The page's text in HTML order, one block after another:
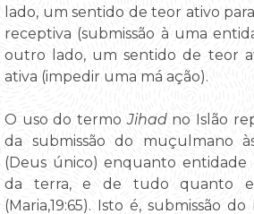
lado, um sentido de teor ativo
receptiva (submissão à uma
outro lado, um sentido de teor
ativa (impedir uma má ação).
O uso do termoJihadno Islão
da submissão do muçulmano
(Deus único) enquanto entidade
da terra, e de tudo quanto
(Maria,19:65). Isto é, submissão